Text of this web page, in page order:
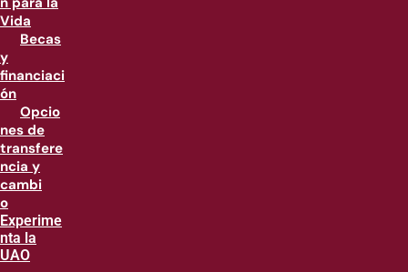
Vida
Becas
y
financiaci
ón
Opcio
nes de
transfere
ncia y
cambi
o
Experime
nta la
UAO